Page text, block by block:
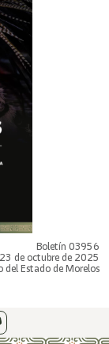
Boletín 03956
de octubre de 2025
del Estado de Morelos